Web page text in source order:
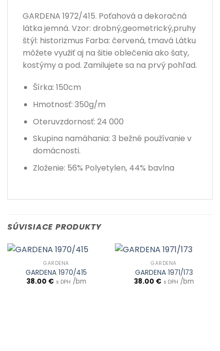
GARDENA 1972/415. Poťahová a dekoračná
látka jemná. Vzor: drobný,geometrický,pruhy
štýl: historizmus Farba: červená, tmavá Látku
môžete využiť aj na šitie oblečenia ako šaty,
kostýmy a pod. Zamilujete sa na prvý pohľad.
Šírka: 150cm
Hmotnosť: 350g/m
Oteruvzdornosť: 24 000
Skupina namáhania: 3 bežné používanie v
domácnosti.
Zloženie: 56% Polyetylen, 44% bavlna
SÚVISIACE PRODUKTY
GARDENA
GARDENA 1970/415
38.00 € s DPH /bm
GARDENA
GARDENA 1971/173
38.00 € s DPH /bm